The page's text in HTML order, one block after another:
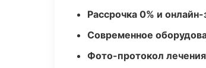
Рассрочка 0% и
Современное
Фото-протокол